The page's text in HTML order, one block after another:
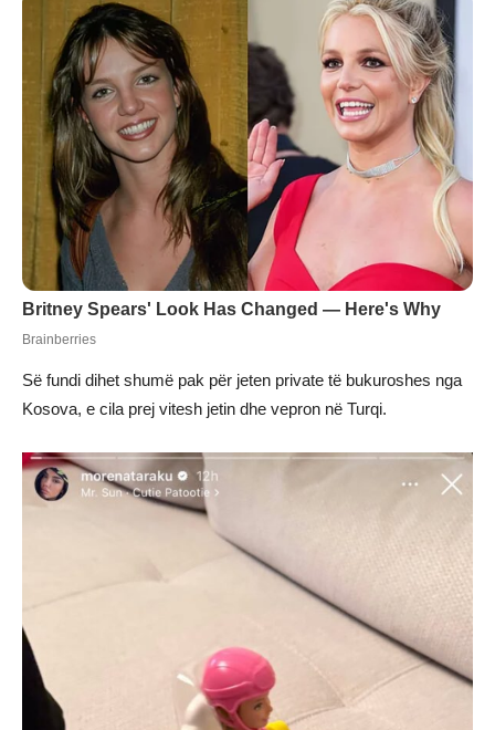
Së fundi dihet shumë pak për jeten private të bukuroshes nga
Kosova, e cila prej vitesh jetin dhe vepron në Turqi.